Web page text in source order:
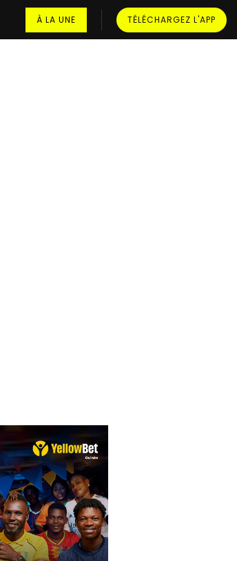
À LA UNE TÉLÉCHARGEZ L'APP